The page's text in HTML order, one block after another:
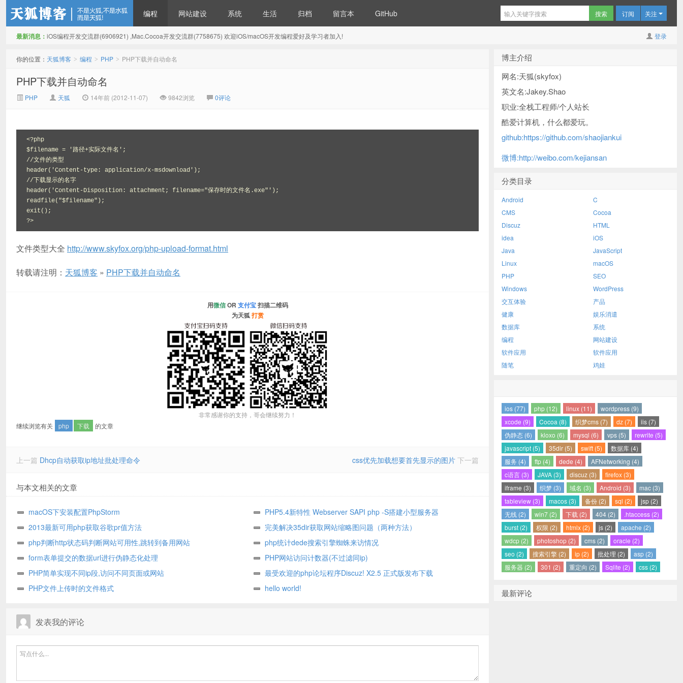
编程 网站建设 系统 生活 归档 留言本 GitHub 订阅 关注
登录
最新消息： iOS编程开发交流群(6906921) ,Mac.Cocoa开发交流群(7758675) 欢迎iOS/macOS开发编程爱好及学习者加入!
你的位置： 天狐博客 > 编程 > PHP > PHP下载并自动命名
PHP下载并自动命名
PHP 天狐 14年前 (2012-11-07) 9842浏览 0评论
<?php
$filename = '路径+实际文件名';
//文件的类型
header('Content-type: application/x-msdownload');
//下载显示的名字
header('Content-Disposition: attachment; filename="保存时的文件名.exe"');
readfile("$filename");
exit();
?>
文件类型大全 http://www.skyfox.org/php-upload-format.html
转载请注明： 天狐博客 » PHP下载并自动命名
用微信OR 支付宝扫描二维码
为天狐打赏
非常感谢你的支持，哥会继续努力！
继续浏览有关
php 下载 的文章
上一篇 Dhcp自动获取ip地址批处理命令 css优先加载想要首先显示的图片 下一篇
与本文相关的文章
macOS下安装配置PhpStorm
PHP5.4新特性 Webserver SAPI php -S搭建小型服务器
2013最新可用php获取谷歌pr值方法
完美解决35dir获取网站缩略图问题（两种方法）
php判断http状态码判断网站可用性,跳转到备用网站
php统计dede搜索引擎蜘蛛来访情况
form表单提交的数据url进行伪静态化处理
PHP网站访问计数器(不过滤同ip)
PHP简单实现不同ip段,访问不同页面或网站
最受欢迎的php论坛程序Discuz! X2.5 正式版发布下载
PHP文件上传时的文件格式
hello world!
发表我的评论
博主介绍
网名:天狐(skyfox)
英文名:Jakey.Shao
职业:全栈工程师/个人站长
酷爱计算机，什么都爱玩。
github:https://github.com/shaojiankui
微博:http://weibo.com/kejiansan
分类目录
Android
C
CMS
Cocoa
Discuz
HTML
idea
iOS
Java
JavaScript
Linux
macOS
PHP
SEO
Windows
WordPress
交互体验
产品
健康
娱乐消遣
数据库
系统
编程
网站建设
软件应用
软件应用
随笔
鸡娃
ios (77) php (12) linux (11)
wordpress (9)
xcode (9)
Cocoa (8) 织梦cms (7) dz (7)
iis (7)
伪静态 (6)
kloxo (6) mysql (6) vps (5)
rewrite (5)
javascript (5)
35dir (5) swift (5)
数据库 (4)
服务 (4)
ftp (4) dede (4)
AFNetworking (4)
c语言 (3)
JAVA (3) discuz (3)
firefox (3)
iframe (3)
织梦 (3) 域名 (3) Android (3)
mac (3)
tableview (3)
macos (3) 备份 (2) sql (2)
jsp (2)
无线 (2)
win7 (2) 下载 (2) 404 (2)
.htaccess (2)
burst (2)
权限 (2) htmlx (2) js (2)
apache (2)
wdcp (2)
photoshop (2) cms (2)
oracle (2)
seo (2)
搜索引擎 (2) ip (2) 批处理 (2)
asp (2)
服务器 (2)
301 (2) 重定向 (2) Sqlite (2) css (2)
最新评论